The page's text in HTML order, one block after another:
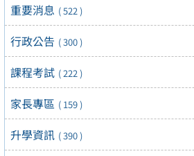
重要消息 ( 522 )
行政公告 ( 300 )
課程考試 ( 222 )
家長專區 ( 159 )
升學資訊 ( 390 )